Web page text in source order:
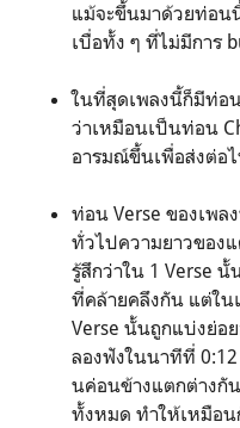
แม้จะขึ้นมาด้วยท่อน
เบื่อทั้ง ๆ ที่ไม่มีการ
ในที่สุดเพลงนี้ก็มีท่อ
ว่าเหมือนเป็นท่อน
อารมณ์ขึ้นเพื่อส่งต่อ
ท่อน Verse ของเพล
ทั่วไปความยาวของแ
รู้สึกว่าใน 1 Verse
ที่คล้ายคลึงกัน แต่ใน
Verse นั้นถูกแบ่งย่อ
ลองฟังในนาทีที่
นค่อนข้างแตกต่างกัน
ทั้งหมด ทำให้เหมือน